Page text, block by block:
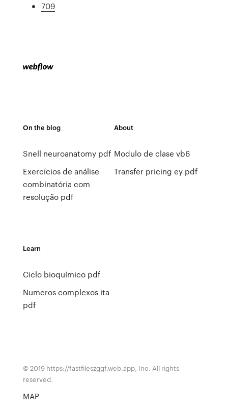
709
On the blog
Snell neuroanatomy pdf
Exercícios de análise
combinatória com
resolução pdf
About
Modulo de clase vb6
Transfer pricing ey pdf
Learn
Ciclo bioquímico pdf
Numeros complexos ita
pdf
© 2019 https://fastfileszggf.web.app, Inc. All rights
reserved.
MAP